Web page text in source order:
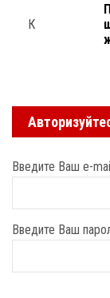
К
Введите Ваш e-
Введите Ваш